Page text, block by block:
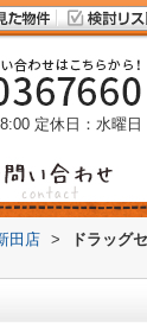
定休日：水曜日
田店 >
ドラッグセ